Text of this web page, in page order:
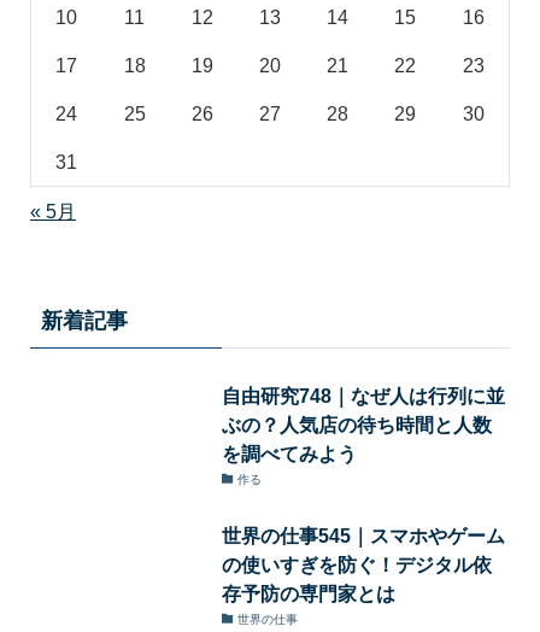
10 11 12 13 14 15 16
17 18 19 20 21 22 23
24 25 26 27 28 29 30
31
« 5月
新着記事
自由研究748｜なぜ人は行列に並
ぶの？人気店の待ち時間と人数
を調べてみよう
作る
世界の仕事545｜スマホやゲーム
の使いすぎを防ぐ！デジタル依
存予防の専門家とは
世界の仕事